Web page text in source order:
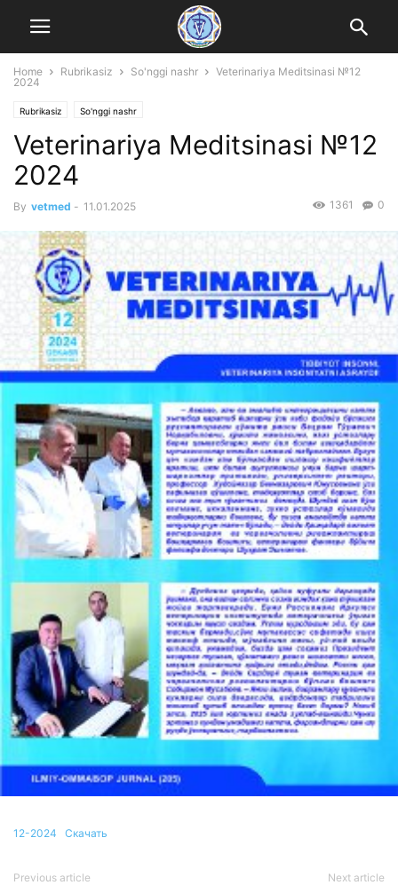
Home Rubrikasiz So'nggi nashr
Veterinariya Meditsinasi №12
2024
Rubrikasiz So'nggi nashr
Veterinariya Meditsinasi №12
2024
By vetmed - 11.01.2025 0
1361
12-2024 Скачать
Previous article Next article